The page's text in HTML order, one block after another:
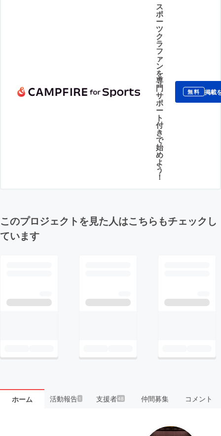
ス
ポ
ー
ツ
ク
ラ
フ
ァ
ン
を
専
門
サ
ポ
ー
ト
付
き
で
始
め
よ
う
！
無料 掲載
このプロジェクトを見た人はこちらもチェックし
ています
ホーム 活動報告1 支援者48 仲間募集 コメント